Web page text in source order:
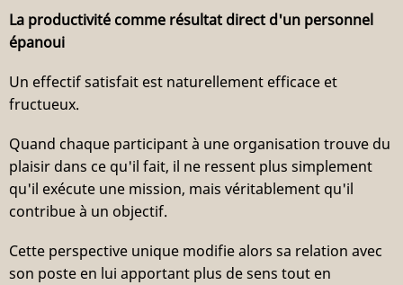
La productivité comme résultat direct d'un personnel
épanoui
Un effectif satisfait est naturellement efficace et
fructueux.
Quand chaque participant à une organisation trouve du
plaisir dans ce qu'il fait, il ne ressent plus simplement
qu'il exécute une mission, mais véritablement qu'il
contribue à un objectif.
Cette perspective unique modifie alors sa relation avec
son poste en lui apportant plus de sens tout en